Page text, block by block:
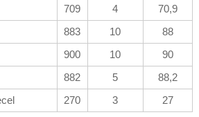
709 4
70,9
883 10
88
900 10
90
882 5
88,2
270 3 27